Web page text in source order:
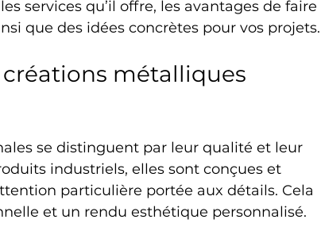
services qu’il offre, les avantages de faire
que des idées concrètes pour vos projets.
métalliques
se distinguent par leur qualité et leur
industriels, elles sont conçues et
particulière portée aux détails. Cela
et un rendu esthétique personnalisé.